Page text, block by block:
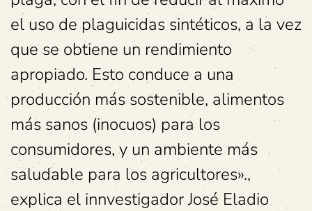
el uso de plaguicidas sintéticos, a la vez
que se obtiene un rendimiento
apropiado. Esto conduce a una
producción más sostenible, alimentos
más sanos (inocuos) para los
consumidores, y un ambiente más
saludable para los agricultores».,
explica el innvestigador José Eladio